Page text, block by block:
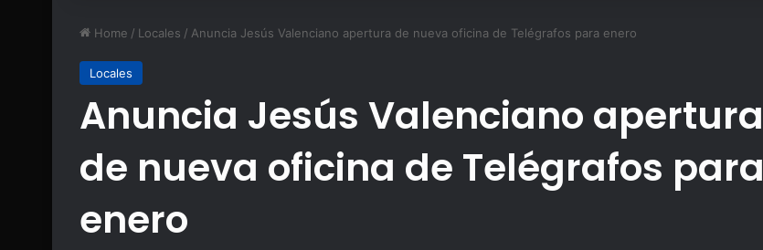
Home / Locales / Anuncia Jesús Valenciano apertura de nueva oficina de Telégrafos para enero
Locales
Anuncia Jesús Valenciano apertura
de nueva oficina de Telégrafos para
enero